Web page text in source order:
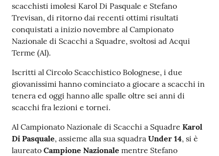
Argomenti
PNRR
on-
line
Seguici
su
scacchisti imolesi Karol Di Pasquale e Stefano
Trevisan, di ritorno dai recenti ottimi risultati
conquistati a inizio novembre al Campionato
Nazionale di Scacchi a Squadre, svoltosi ad Acqui
Terme (Al).
Iscritti al Circolo Scacchistico Bolognese, i due
giovanissimi hanno cominciato a giocare a scacchi in
tenera ed oggi hanno alle spalle oltre sei anni di
scacchi fra lezioni e tornei.
Al Campionato Nazionale di Scacchi a Squadre Karol
Di Pasquale, assieme alla sua squadra Under 14, si è
laureato Campione Nazionale mentre Stefano